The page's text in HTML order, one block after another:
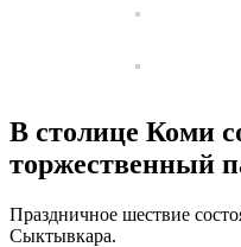
В столице Коми
торжественный
Праздничное шествие
Сыктывкара.